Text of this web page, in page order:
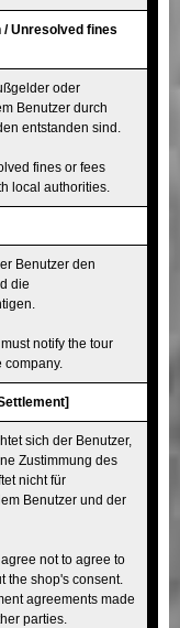
/ Unresolved fines
oder
Benutzer durch
entstanden sind.
fines or fees
local authorities.
Benutzer den
die
notify the tour
sich der Benutzer,
Zustimmung des
nicht für
Benutzer und der
not to agree to
the shop's consent.
agreements made
parties.